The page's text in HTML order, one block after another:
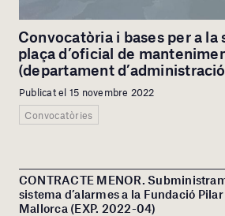
Convocatòria i bases per a la
plaça d’oficial de
(departament
Publicat el 15 novembre 2022
Convocatòries
CONTRACTE MENOR.
sistema d’alarmes a la Fundació
Mallorca (EXP. 2022-04)